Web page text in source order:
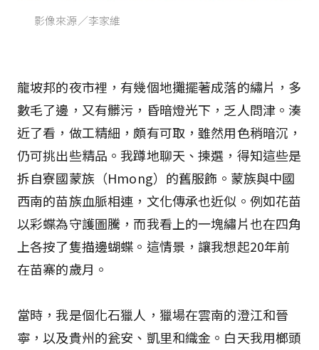
影像來源／李家維
龍坡邦的夜市裡，有幾個地攤擺著成落的繡片，多
數毛了邊，又有髒污，昏暗燈光下，乏人問津。湊
近了看，做工精細，頗有可取，雖然用色稍暗沉，
仍可挑出些精品。我蹲地聊天、揀選，得知這些是
拆自寮國蒙族（Hmong）的舊服飾。蒙族與中國
西南的苗族血脈相連，文化傳承也近似。例如花苗
以彩蝶為守護圖騰，而我看上的一塊繡片也在四角
上各按了隻描邊蝴蝶。這情景，讓我想起20年前
在苗寨的歲月。
當時，我是個化石獵人，獵場在雲南的澄江和晉
寧，以及貴州的瓮安、凱里和織金。白天我用榔頭